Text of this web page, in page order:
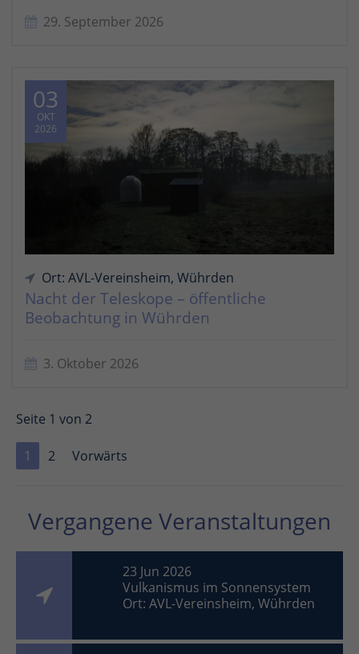
29. September 2026
03
OKT
2026
Ort: AVL-Vereinsheim, Wührden
Nacht der Teleskope – öffentliche
Beobachtung in Wührden
3. Oktober 2026
Seite 1 von 2
1 2 Vorwärts
Vergangene Veranstaltungen
23 Jun 2026
Vulkanismus im Sonnensystem
Ort: AVL-Vereinsheim, Wührden